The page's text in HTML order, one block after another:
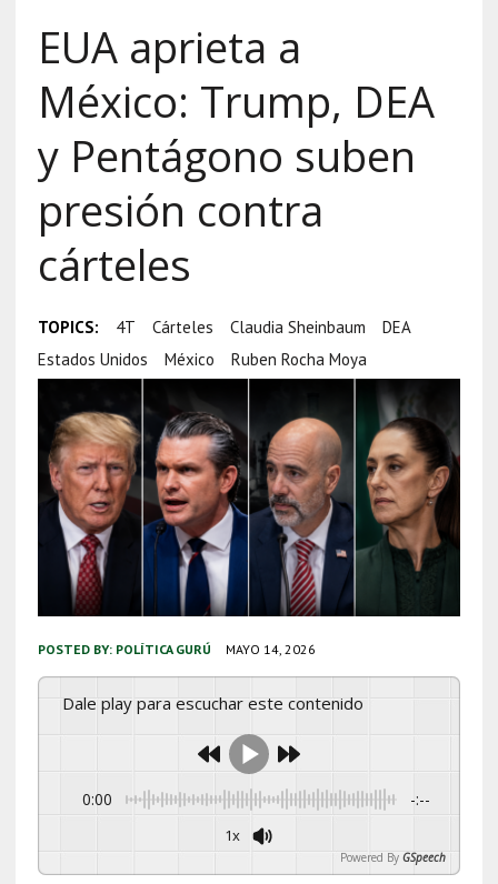
EUA aprieta a
México: Trump, DEA
y Pentágono suben
presión contra
cárteles
TOPICS: 4T Cárteles Claudia Sheinbaum
DEA
Estados Unidos
México Ruben Rocha Moya
POSTED BY: POLÍTICA GURÚ MAYO 14, 2026
Dale play para escuchar este contenido
0:00 -:--
1x
Powered By GSpeech